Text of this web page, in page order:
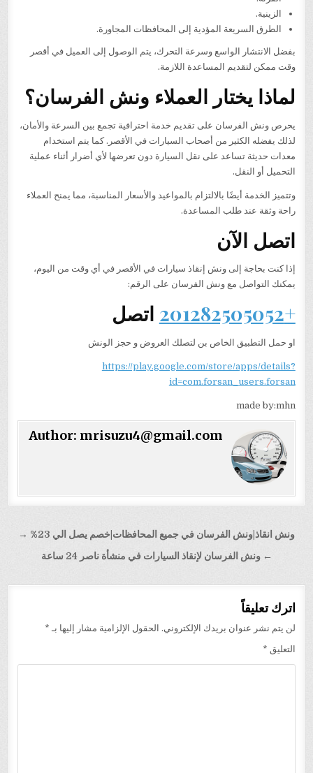
الزينية.
الطرق السريعة المؤدية إلى المحافظات المجاورة.
بفضل الانتشار الواسع وسرعة التحرك، يتم الوصول إلى العميل في أقصر
وقت ممكن لتقديم المساعدة اللازمة.
لماذا يختار العملاء ونش الفرسان؟
يحرص ونش الفرسان على تقديم خدمة احترافية تجمع بين السرعة والأمان،
لذلك يفضله الكثير من أصحاب السيارات في الأقصر. كما يتم استخدام
معدات حديثة تساعد على نقل السيارة دون تعرضها لأي أضرار أثناء عملية
التحميل أو النقل.
وتتميز الخدمة أيضًا بالالتزام بالمواعيد والأسعار المناسبة، مما يمنح العملاء
راحة وثقة عند طلب المساعدة.
اتصل الآن
إذا كنت بحاجة إلى ونش إنقاذ سيارات في الأقصر في أي وقت من اليوم،
يمكنك التواصل مع ونش الفرسان على الرقم:
+201282505052 اتصل
او حمل التطبيق الخاص بن لتصلك العروض و حجز الونش
https://play.google.com/store/apps/details?
id=com.forsan_users.forsan
made by:mhn
Author: mrisuzu4@gmail.com
تصفّح
المقالات
ونش انقاذ|ونش الفرسان في جميع المحافظات|خصم يصل الي 23% →
← ونش الفرسان لإنقاذ السيارات في منشأة ناصر 24 ساعة
اترك تعليقاً
لن يتم نشر عنوان بريدك الإلكتروني. الحقول الإلزامية مشار إليها بـ *
التعليق *